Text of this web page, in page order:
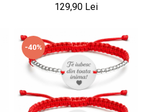
129,90 Lei
-40%